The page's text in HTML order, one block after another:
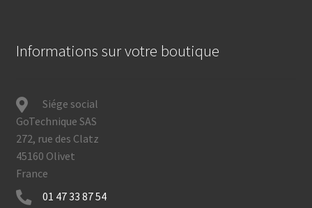
Informations sur votre boutique
Siége social
GoTechnique SAS
272, rue des Clatz
45160 Olivet
France
01 47 33 87 54